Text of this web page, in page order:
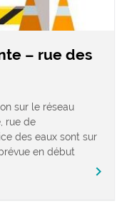
– rue des
sur le réseau
rue de
des eaux sont sur
en début
keyboard_arrow_right